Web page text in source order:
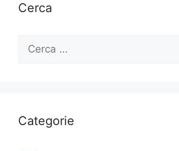
Cerca
Ricerca
Categorie